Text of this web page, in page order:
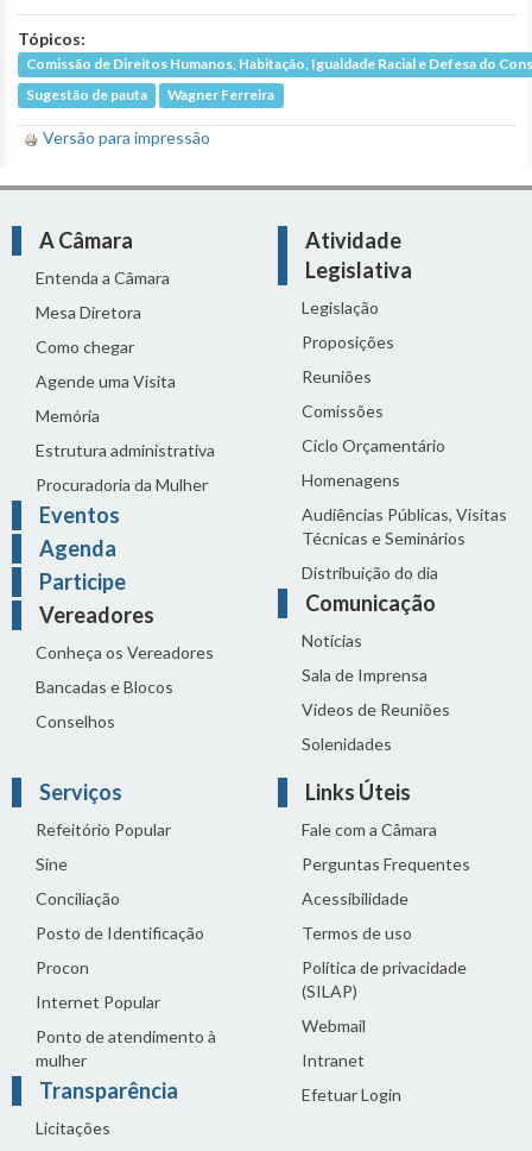
Tópicos:
Comissão de Direitos Humanos, Habitação, Igualdade Racial e Defesa do
Sugestão de pauta
Wagner Ferreira
Versão para impressão
A Câmara
Entenda a Câmara
Mesa Diretora
Como chegar
Agende uma Visita
Memória
Estrutura administrativa
Procuradoria da Mulher
Eventos
Agenda
Participe
Vereadores
Conheça os Vereadores
Bancadas e Blocos
Conselhos
Atividade
Legislativa
Legislação
Proposições
Reuniões
Comissões
Ciclo Orçamentário
Homenagens
Audiências Públicas, Visitas
Técnicas e Seminários
Distribuição do dia
Comunicação
Notícias
Sala de Imprensa
Vídeos de Reuniões
Solenidades
Serviços
Refeitório Popular
Sine
Conciliação
Posto de Identificação
Procon
Internet Popular
Ponto de atendimento à
mulher
Transparência
Licitações
Links Úteis
Fale com a Câmara
Perguntas Frequentes
Acessibilidade
Termos de uso
Política de privacidade
(SILAP)
Webmail
Intranet
Efetuar Login